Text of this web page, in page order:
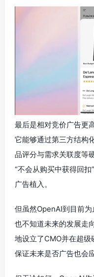
最后是相对竞价广告更
它能够通过第三方结构
品评分与需求关联度等
“不会从购买中获得回
广告植入。
但虽然OpenAI到目前
也不知道未来的发展走
地设立了CMO并在超
保证未来是否广告也会